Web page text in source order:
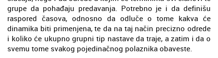
grupe da pohađaju predavanja. Potrebno je i da definišu
raspored časova, odnosno da odluče o tome kakva će
dinamika biti primenjena, te da na taj način precizno odrede
i koliko će ukupno grupni tip nastave da traje, a zatim i da o
svemu tome svakog pojedinačnog polaznika obaveste.